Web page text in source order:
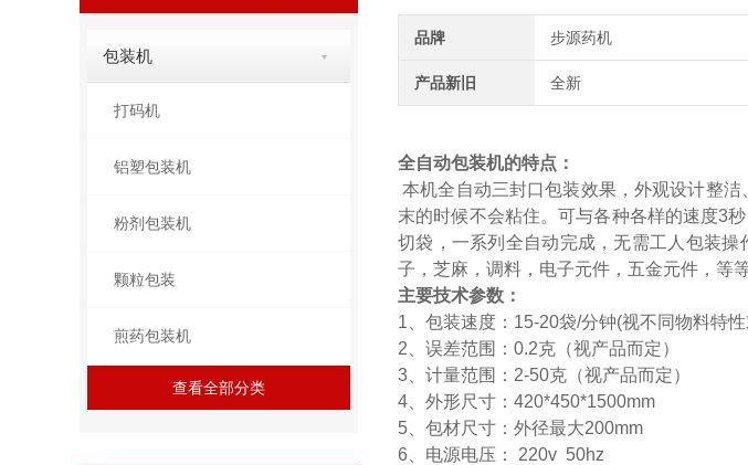
包装机
打码机
铝塑包装机
粉剂包装机
颗粒包装
煎药包装机
查看全部分类
品牌 步源药机
产品新旧 全新
全自动包装机的特点：
本机全自动三封口包装效果，外观设计整
末的时候不会粘住。可与各种各样的速度3
切袋，一系列全自动完成，无需工人包装
子，芝麻，调料，电子元件，五金元件，等等
主要技术参数：
1、包装速度：15-20袋/分钟(视不同物料特性
2、误差范围：0.2克（视产品而定）
3
计量范围： 2-50克（视产品而定）
4、外形尺寸：420*450*1500mm
5、包材尺寸：外径最大200mm
6、电源电压： 220v 50hz